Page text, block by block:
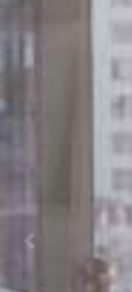
Previous